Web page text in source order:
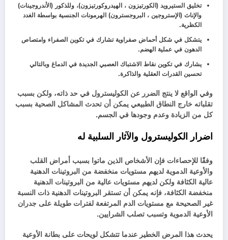
تخليق الستيرويد (الكورتيزون ، الهيدروكورتيزون)، وللذكور (الأندروجينات)
والإناث (الإستروجين ، البروجسترون) الهرمونات الجنسية بواسطة الغدد
الكظرية.
يتشكل في شكل أحماض صفراوية تشارك في تكوين الصفراء وامتصاص
الدهون في عملية الهضم.
يشارك في تكوين نقاط الاشتباك العصبي الجديدة في الدماغ وبالتالي
تحسين القدرات العقلية والذاكرة.
وفي الواقع لا ينتج الضرر عن الكوليسترول في حد ذاته، ولكن بسبب
تقلباته خارج النطاق الطبيعي يمكن أن تحدث المشاكل الصحية بسبب
كل من الزيادة وعدم وجودها في الجسم.
اضرار الكوليسترول والآثار السلبية له
وفقًا للإحصاءات فإن الأشخاص الذين ماتوا بسبب أمراض القلب
والأوعية الدموية لديهم مستويات منخفضة من البروتينات الدهنية
عالية الكثافة ولكن لديهم مستويات عالية من البروتينات الدهنية
منخفضة الكثافة، فإنه يمكن أن تستقر البروتينات الدهنية ذات النسبة
غير الصحيحة مع مستويات الدم المرتفعة لفترات طويلة على جدران
الأوعية الدموية وتسبب تصلب الشرايين.
يحدث هذا المرض الخطير عندما تتشكل لويحات على بطانة الأوعية